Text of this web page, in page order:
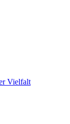
Vielfalt